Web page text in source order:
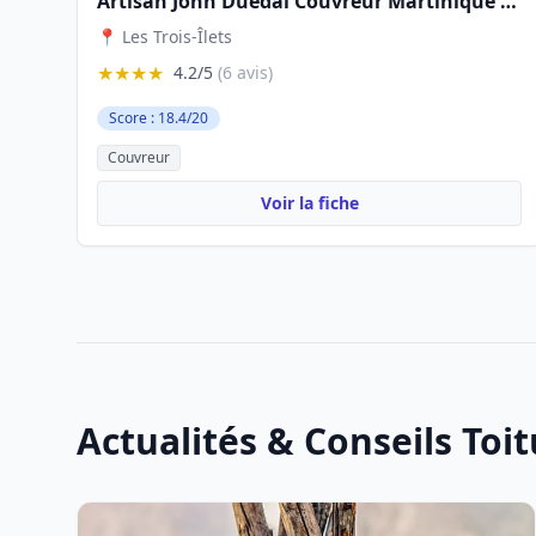
📍 Les Trois-Îlets
★★★★ 4.2/5 (6 avis)
Score : 18.4/20
Couvreur
Voir la fiche
Actualités & Conseils